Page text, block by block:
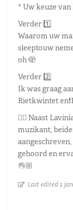
* Uw keuze
Verder 1️⃣
Waarom uw
sleeptouw
oh 🫣
Verder 2️⃣
Ik was graag
Rietkwintet
👉🏼 Naast
muzikant,
gehoord en
👌🏼
Last edited 2